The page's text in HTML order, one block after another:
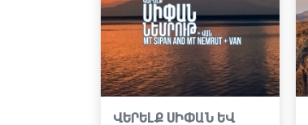
ՎԵՐԵԼՔ ՍԻՓԱՆ ԵՎ